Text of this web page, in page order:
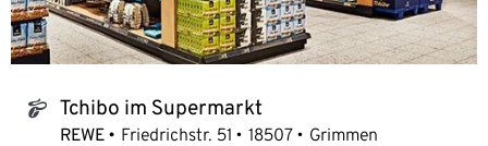
tchibo_logo Tchibo im Supermarkt
REWE Friedrichstr. 51 18507 Grimmen